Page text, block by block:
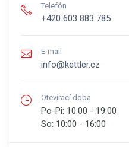
Telefón
+420 603 883 785
E-mail
info@kettler.cz
Otevírací doba
Po-Pi: 10:00 - 19:00
So: 10:00 - 16:00